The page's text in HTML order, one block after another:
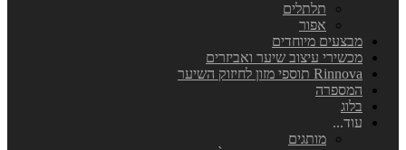
תלתלים
אפור
מבצעים מיוחדים
מכשירי עיצוב שיער ואביזרים
Rinnova תוספי מזון לחיזוק השיער
המספרה
בלוג
עוד...
מותגים